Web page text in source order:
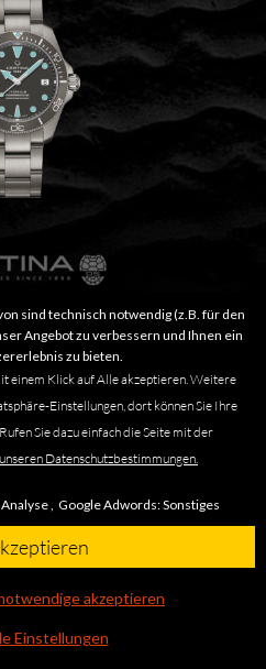
Action Diver 38mm...
€
sind technisch notwendig (z.B. für den
Angebot zu verbessern und Ihnen ein
zu bieten.
einem Klick auf Alle akzeptieren. Weitere
Einstellungen, dort können Sie Ihre
Sie dazu einfach die Seite mit der
Datenschutzbestimmungen.
, Google Adwords:Sonstiges
Einstellungen
akzeptieren